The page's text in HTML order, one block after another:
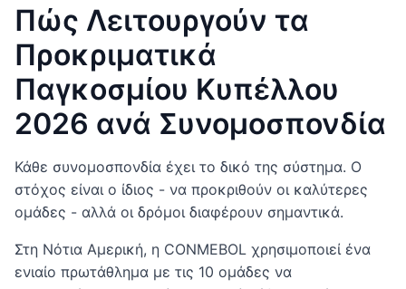
Πώς Λειτουργούν τα
Προκριματικά
Παγκοσμίου Κυπέλλου
2026 ανά Συνομοσπονδία
Κάθε συνομοσπονδία έχει το δικό της σύστημα. Ο
στόχος είναι ο ίδιος - να προκριθούν οι καλύτερες
ομάδες - αλλά οι δρόμοι διαφέρουν σημαντικά.
Στη Νότια Αμερική, η CONMEBOL χρησιμοποιεί ένα
ενιαίο πρωτάθλημα με τις 10 ομάδες να